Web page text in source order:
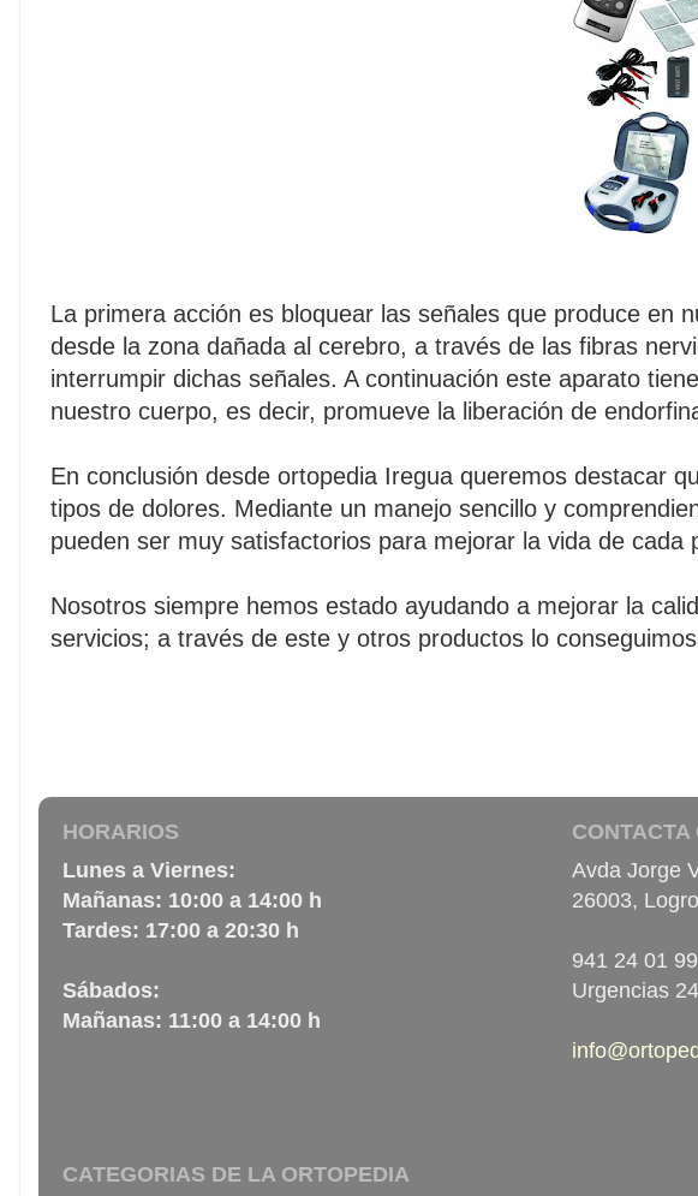
La primera acción es bloquear las señales que produce en
desde la zona dañada al cerebro, a través de las fibras
interrumpir dichas señales. A continuación este aparato
nuestro cuerpo, es decir, promueve la liberación de
En conclusión desde ortopedia Iregua queremos destacar
tipos de dolores. Mediante un manejo sencillo y
pueden ser muy satisfactorios para mejorar la vida de cada
Nosotros siempre hemos estado ayudando a mejorar la
servicios; a través de este y otros productos lo
HORARIOS
Lunes a Viernes:
Mañanas: 10:00 a 14:00 h
Tardes: 17:00 a 20:30 h
Sábados:
Mañanas: 11:00 a 14:00 h
CONTACTA
Avda Jorge
26003,
941 24 01 99
Urgencias
CATEGORIAS DE LA ORTOPEDIA